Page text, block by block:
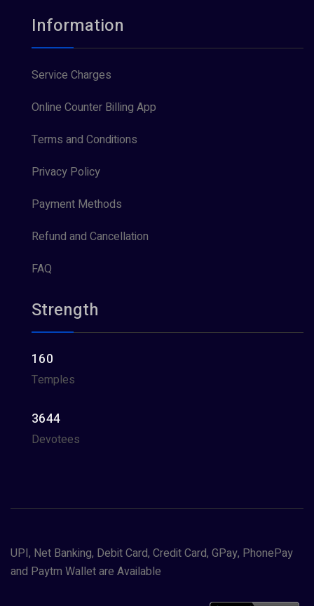
Information
Service Charges
Online Counter Billing App
Terms and Conditions
Privacy Policy
Payment Methods
Refund and Cancellation
FAQ
Strength
160
Temples
3644
Devotees
UPI, Net Banking, Debit Card, Credit Card, GPay, PhonePay
and Paytm Wallet are Available